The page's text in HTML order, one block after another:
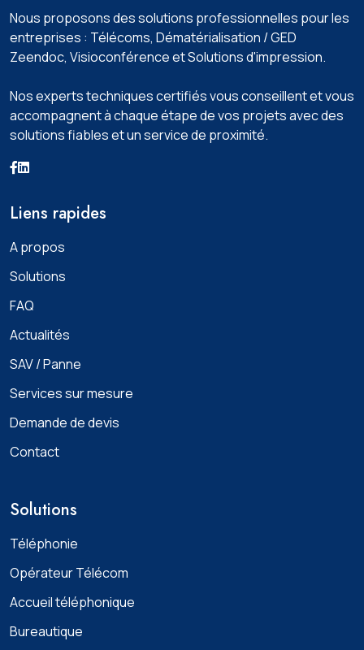
Nous proposons des solutions professionnelles pour les
entreprises : Télécoms, Dématérialisation / GED
Zeendoc️, Visioconférence️ et Solutions d'impression️.
Nos experts techniques certifiés vous conseillent et vous
accompagnent à chaque étape de vos projets avec des
solutions fiables et un service de proximité.
Liens rapides
A propos
Solutions
FAQ
Actualités
SAV / Panne
Services sur mesure
Demande de devis
Contact
Solutions
Téléphonie
Opérateur Télécom
Accueil téléphonique
Bureautique